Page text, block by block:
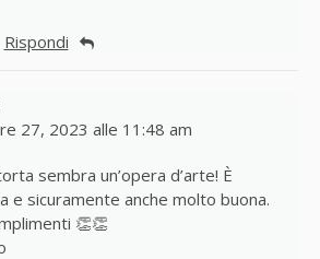
Rispondi
27, 2023 alle 11:48 am
sembra un’opera d’arte! È
e sicuramente anche molto buona.
👏👏